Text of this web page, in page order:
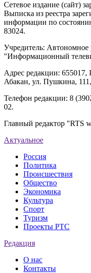
Сетевое издание (сайт)
Выписка из реестра
информации по
83024.
Учредитель:
"Информационный
Адрес редакции: 655017,
Абакан, ул. Пушкина,
Телефон редакции: 8
02.
Главный редактор "RTS
Актуальное
Россия
Политика
Происшествия
Общество
Экономика
Культура
Спорт
Туризм
Проекты РТС
Редакция
О нас
Контакты